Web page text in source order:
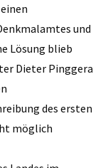
und
Lösung blieb
Dieter Pinggera
des ersten
möglich